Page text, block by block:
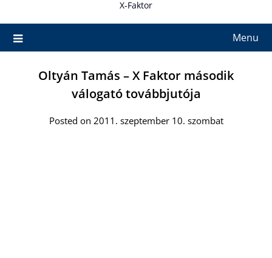
X-Faktor
Menu
Oltyán Tamás – X Faktor második
válogató továbbjutója
Posted on 2011. szeptember 10. szombat